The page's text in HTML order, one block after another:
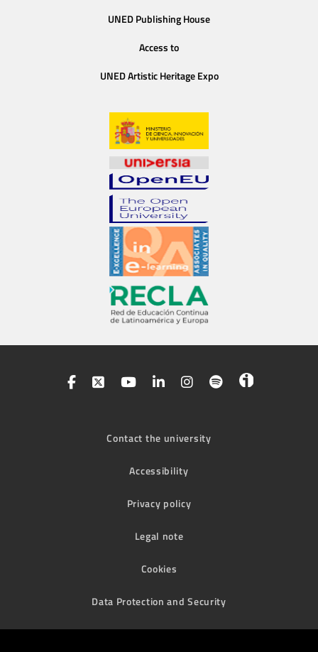
UNED Publishing House
Access to
UNED Artistic Heritage Expo
Contact the university
Accessibility
Privacy policy
Legal note
Cookies
Data Protection and Security